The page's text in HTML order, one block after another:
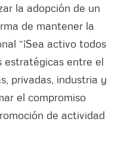
la adopción de un
de mantener la
“¡Sea activo todos
estratégicas entre el
privadas, industria y
el compromiso
de actividad